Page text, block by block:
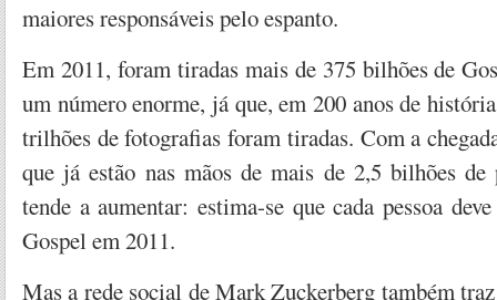
maiores responsáveis pelo espanto.
Em 2011, foram tiradas mais de 375 bilhões de
um número enorme, já que, em 200 anos de
trilhões de fotografias foram tiradas. Com a
que já estão nas mãos de mais de 2,5 bilhões de
tende a aumentar: estima-se que cada pessoa
Gospel em 2011.
Mas a rede social de Mark Zuckerberg também